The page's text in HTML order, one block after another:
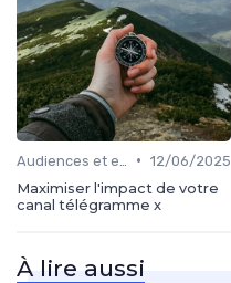
• 12/06/2025
Maximiser l'impact de votre
canal télégramme x
À lire aussi